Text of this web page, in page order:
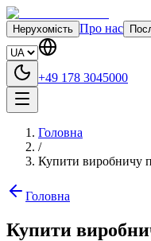
Нерухомість Про нас
+49 178 3045000
Головна
/
Купити виробничу
Головна
Купити